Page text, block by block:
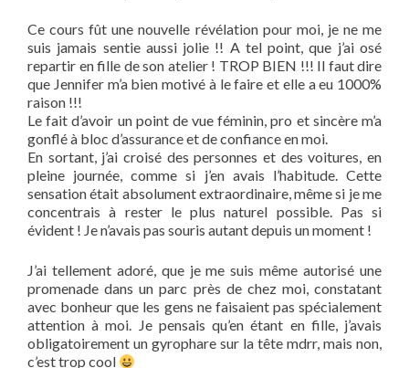
Ce cours fût une nouvelle révélation pour moi, je ne me
suis jamais sentie aussi jolie !! A tel point, que j’ai osé
repartir en fille de son atelier ! TROP BIEN !!! Il faut dire
que Jennifer m’a bien motivé à le faire et elle a eu 1000%
raison !!!
Le fait d’avoir un point de vue féminin, pro et sincère m’a
gonflé à bloc d’assurance et de confiance en moi.
En sortant, j’ai croisé des personnes et des voitures, en
pleine journée, comme si j’en avais l’habitude. Cette
sensation était absolument extraordinaire, même si je me
concentrais à rester le plus naturel possible. Pas si
évident ! Je n’avais pas souris autant depuis un moment !
J’ai tellement adoré, que je me suis même autorisé une
promenade dans un parc près de chez moi, constatant
avec bonheur que les gens ne faisaient pas spécialement
attention à moi. Je pensais qu’en étant en fille, j’avais
obligatoirement un gyrophare sur la tête mdrr, mais non,
c’est trop cool